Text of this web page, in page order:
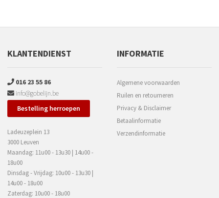
KLANTENDIENST
016 23 55 86
info@gobelijn.be
Bestelling herroepen
Ladeuzeplein 13
3000 Leuven
Maandag: 11u00 - 13u30 | 14u00 -
18u00
Dinsdag - Vrijdag: 10u00 - 13u30 |
14u00 - 18u00
Zaterdag: 10u00 - 18u00
INFORMATIE
Algemene voorwaarden
Ruilen en retourneren
Privacy & Disclaimer
Betaalinformatie
Verzendinformatie